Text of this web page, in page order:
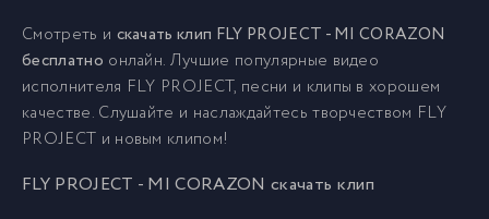
Смотреть и скачать клип FLY PROJECT - MI CORAZON
бесплатно онлайн. Лучшие популярные видео
исполнителя FLY PROJECT, песни и клипы в хорошем
качестве. Слушайте и наслаждайтесь творчеством FLY
PROJECT и новым клипом!
FLY PROJECT - MI CORAZON скачать клип